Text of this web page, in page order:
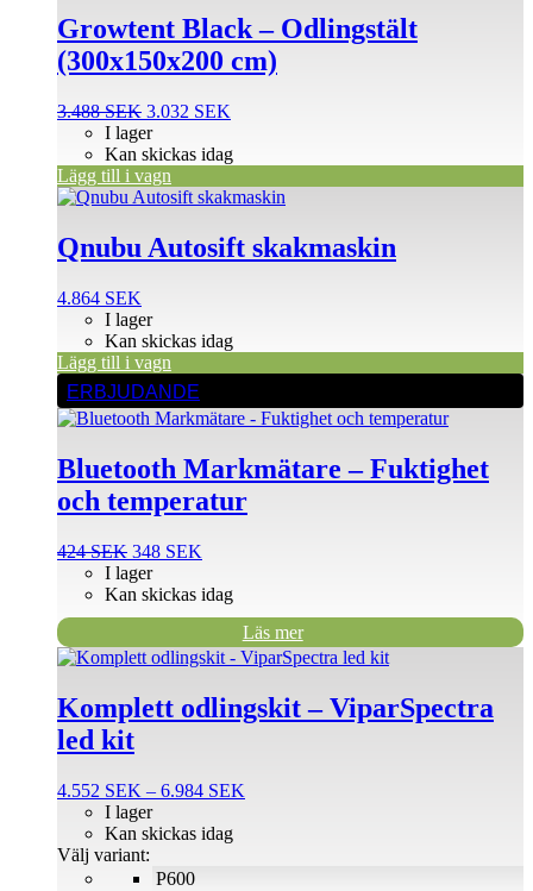
Growtent Black – Odlingstält
(300x150x200 cm)
3.488SEK Det
ursprungliga
priset
var:
3.488 SEK.
3.032 SEK
priset
3.032 SEK.
I lager
Kan skickas idag
Lägg till i vagn
Qnubu Autosift skakmaskin
4.864 SEK
I lager
Kan skickas idag
Lägg till i vagn
ERBJUDANDE
Bluetooth Markmätare – Fuktighet
och temperatur
424SEK Det
ursprungliga
priset
var:
348 SEK
priset
är:
348 SEK.
I lager
Kan skickas idag
Läs mer
Komplett odlingskit – ViparSpectra
led kit
4.552 SEK – 6.984 SEK
P600
I lager
Kan skickas idag
Välj variant:
Den
produkten
har
flera
De
olika
alternativen
kan
väljas